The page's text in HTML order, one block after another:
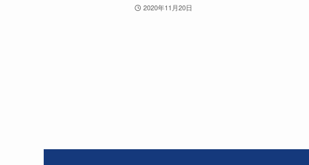
2020年11月20日